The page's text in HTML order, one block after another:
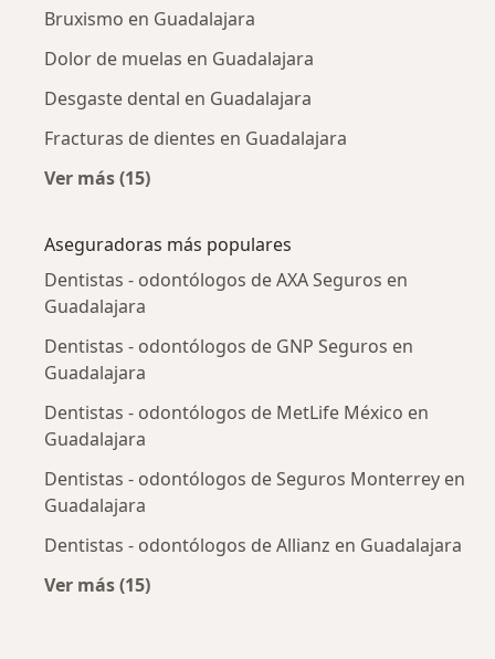
Bruxismo en Guadalajara
Dolor de muelas en Guadalajara
Desgaste dental en Guadalajara
Fracturas de dientes en Guadalajara
Ver más (15)
Aseguradoras más populares
Dentistas - odontólogos de AXA Seguros en
Guadalajara
Dentistas - odontólogos de GNP Seguros en
Guadalajara
Dentistas - odontólogos de MetLife México en
Guadalajara
Dentistas - odontólogos de Seguros Monterrey en
Guadalajara
Dentistas - odontólogos de Allianz en Guadalajara
Ver más (15)